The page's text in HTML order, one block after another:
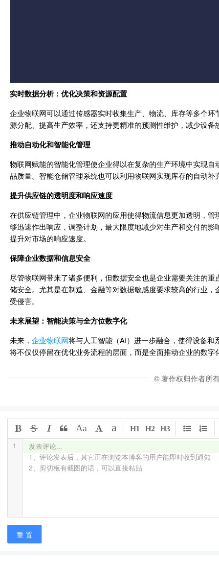
实时数据分析：优化决策和资源配置
企业物联网可以通过传感器实时收集生产、物流、库存等多个
源分配、提高生产效率，还支持更精准的预测性维护，减少设
推动自动化和智能化管理
物联网赋能的智能化管理使企业得以在复杂的生产环境中实现
品质量。智能仓储管理系统也可以利用物联网实现库存的自动
提升供应链的透明度和响应速度
在供应链管理中，企业物联网的应用使得物流信息更加透明，
够迅速作出响应，调整计划，最大限度地减少对生产和交付的
提升对市场的响应速度。
保障企业数据和信息安全
尽管物联网带来了诸多便利，但数据安全也是企业需要关注的
储安全。尤其是在制造、金融等对数据敏感度要求较高的行业
受侵害。
未来展望：智能决策与全方位数字化
未来， 企业物联网将与人工智能（AI）进一步融合，使得设备
将不仅仅停留在优化业务流程的层面，而是全面推动企业的数
© 著作权归作者所
发表评论...
1、评论发表后，其它正在浏览本博客的用户能即时收到通知
2、剪切板有截图的话，可以直接粘贴
1
Aa a H1 H2 H3
重 置